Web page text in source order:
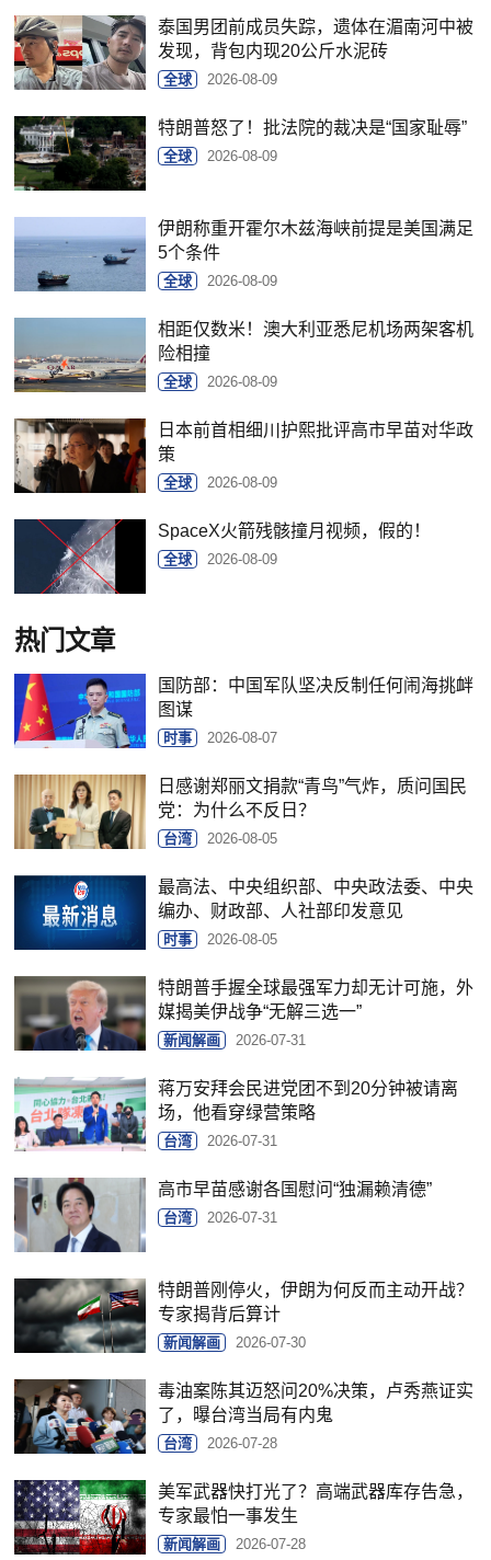
泰国男团前成员失踪，遗体在湄南河中被
发现，背包内现20公斤水泥砖
全球 2026-08-09
特朗普怒了！批法院的裁决是“国家耻辱”
全球 2026-08-09
伊朗称重开霍尔木兹海峡前提是美国满足
5个条件
全球 2026-08-09
相距仅数米！澳大利亚悉尼机场两架客机
险相撞
全球 2026-08-09
日本前首相细川护熙批评高市早苗对华政
策
全球 2026-08-09
SpaceX火箭残骸撞月视频，假的！
全球 2026-08-09
热门文章
国防部：中国军队坚决反制任何闹海挑衅
图谋
时事 2026-08-07
日感谢郑丽文捐款“青鸟”气炸，质问国民
党：为什么不反日？
台湾 2026-08-05
最高法、中央组织部、中央政法委、中央
编办、财政部、人社部印发意见
时事 2026-08-05
特朗普手握全球最强军力却无计可施，外
媒揭美伊战争“无解三选一”
新闻解画 2026-07-31
蒋万安拜会民进党团不到20分钟被请离
场，他看穿绿营策略
台湾 2026-07-31
高市早苗感谢各国慰问“独漏赖清德”
台湾 2026-07-31
特朗普刚停火，伊朗为何反而主动开战？
专家揭背后算计
新闻解画 2026-07-30
毒油案陈其迈怒问20%决策，卢秀燕证实
了，曝台湾当局有内鬼
台湾 2026-07-28
美军武器快打光了？高端武器库存告急，
专家最怕一事发生
新闻解画 2026-07-28